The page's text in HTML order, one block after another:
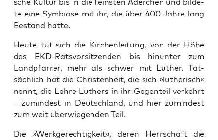
sche Kul­tur bis in die feins­ten Äder­chen und bil­de­
te eine Sym­bio­se mit ihr, die über 400 Jah­re lang
Bestand hatte.
Heu­te tut sich die Kir­chen­lei­tung, von der Höhe
des EKD-Rats­vor­sit­zen­den bis hin­un­ter zum
Land­pfar­rer, mehr als schwer mit Luther. Tat­
säch­lich hat die Chris­ten­heit, die sich »luthe­risch«
nennt, die Leh­re Luthers in ihr Gegen­teil ver­kehrt
– zumin­dest in Deutsch­land, und hier zumin­dest
zum weit über­wie­gen­den Teil.
Die »Werk­ge­rech­tig­keit«, deren Herr­schaft die